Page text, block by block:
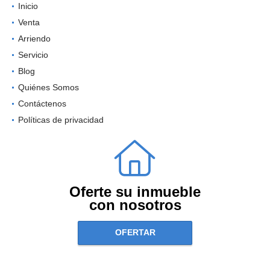
Inicio
Venta
Arriendo
Servicio
Blog
Quiénes Somos
Contáctenos
Políticas de privacidad
Oferte su inmueble
con nosotros
OFERTAR